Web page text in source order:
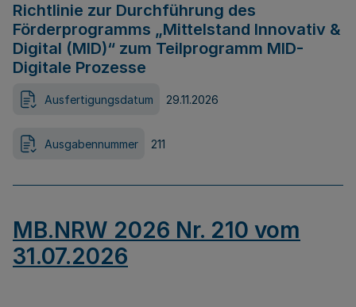
Richtlinie zur Durchführung des
Förderprogramms „Mittelstand Innovativ &
Digital (MID)“ zum Teilprogramm MID-
Digitale Prozesse
Ausfertigungsdatum 29.11.2026
Ausgabennummer 211
MB.NRW 2026 Nr. 210 vom
31.07.2026